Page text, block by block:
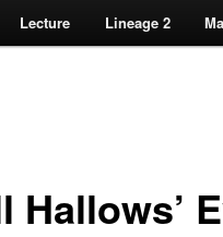
Lecture Lineage 2
Hallows’